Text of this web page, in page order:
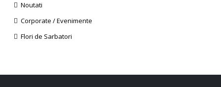
Noutati
Corporate / Evenimente
Flori de Sarbatori